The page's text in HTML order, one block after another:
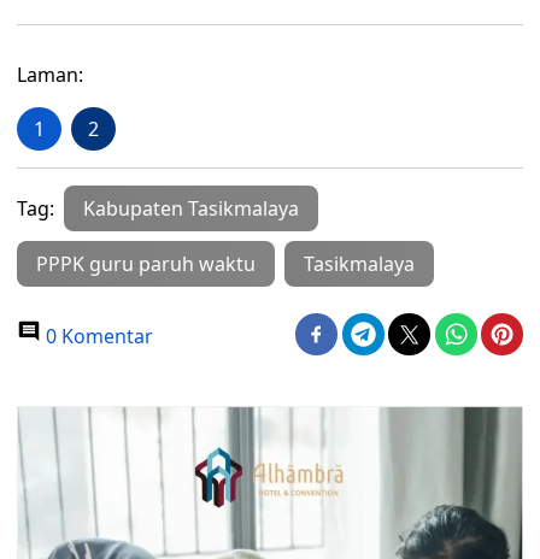
Laman:
1 2
Tag: Kabupaten Tasikmalaya
PPPK guru paruh waktu Tasikmalaya
0 Komentar